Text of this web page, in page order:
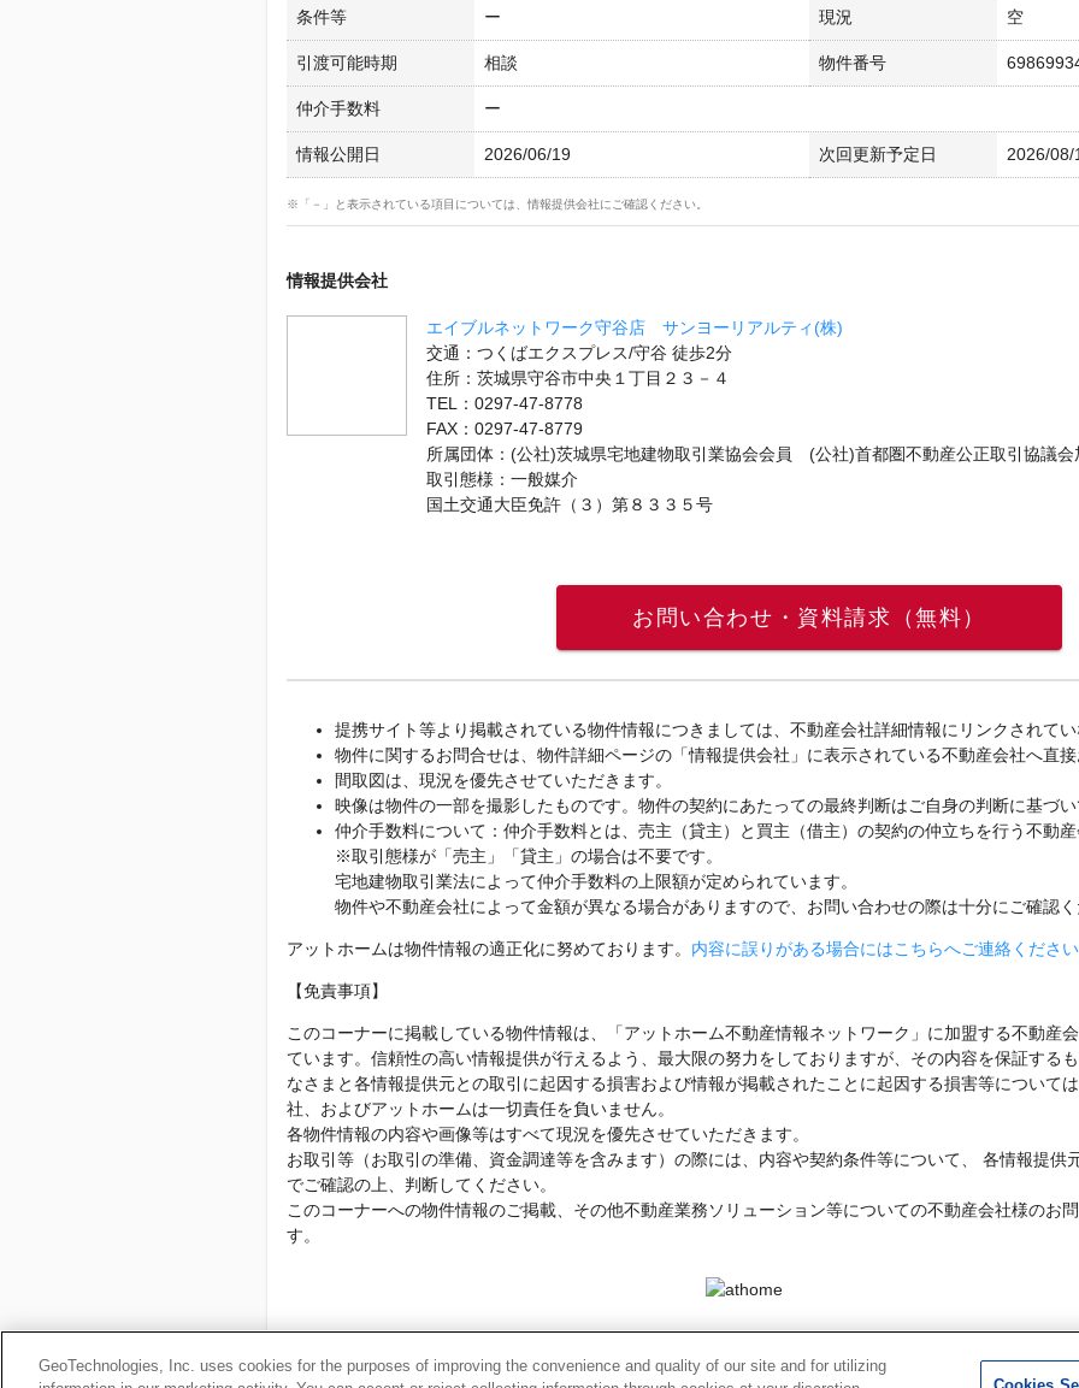
条件等 ー 現況 空
引渡可能時期 相談 物件番号
仲介手数料 ー
情報公開日 2026/06/19 次回更新予定日 2026/08/
※「－」と表示されている項目については、情報提供会社にご確認ください。
情報提供会社
エイブルネットワーク守谷店 サンヨーリアルティ(株)
交通：つくばエクスプレス/守谷 徒歩2分
住所：茨城県守谷市中央１丁目２３－４
TEL：0297-47-8778
FAX：0297-47-8779
所属団体：(公社)茨城県宅地建物取引業協会会員 (公社)首都圏不動産公正取引協議会
取引態様：一般媒介
国土交通大臣免許（３）第８３３５号
お問い合わせ・資料請求（無料）
提携サイト等より掲載されている物件情報につきましては、不動産会社詳細情報にリンクされてい
物件に関するお問合せは、物件詳細ページの「情報提供会社」に表示されている不動産会社へ直接
間取図は、現況を優先させていただきます。
映像は物件の一部を撮影したものです。物件の契約にあたっての最終判断はご自身の判断に基づい
仲介手数料について：仲介手数料とは、売主（貸主）と買主（借主）の契約の仲立ちを行う不動産
※取引態様が「売主」「貸主」の場合は不要です。
宅地建物取引業法によって仲介手数料の上限額が定められています。
物件や不動産会社によって金額が異なる場合がありますので、お問い合わせの際は十分にご確認く
アットホームは物件情報の適正化に努めております。 内容に誤りがある場合にはこちらへご連絡ください
【免責事項】
このコーナーに掲載している物件情報は、「アットホーム不動産情報ネットワーク」に加盟する不動産
ています。信頼性の高い情報提供が行えるよう、最大限の努力をしておりますが、その内容を保証する
なさまと各情報提供元との取引に起因する損害および情報が掲載されたことに起因する損害等について
社、およびアットホームは一切責任を負いません。
各物件情報の内容や画像等はすべて現況を優先させていただきます。
お取引等（お取引の準備、資金調達等を含みます）の際には、内容や契約条件等について、 各情報提供
でご確認の上、判断してください。
このコーナーへの物件情報のご掲載、その他不動産業務ソリューション等についての不動産会社様のお
す。
本ページはプロモーションが含まれています。
GeoTechnologies, Inc. uses cookies for the purposes of improving the convenience and quality of our site and for utilizing
Cookies